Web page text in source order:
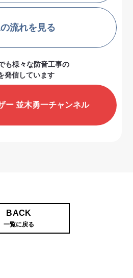
流れを見る
も様々な防音工事の
発信しています
ー 並木勇一チャンネル
BACK
一覧に戻る